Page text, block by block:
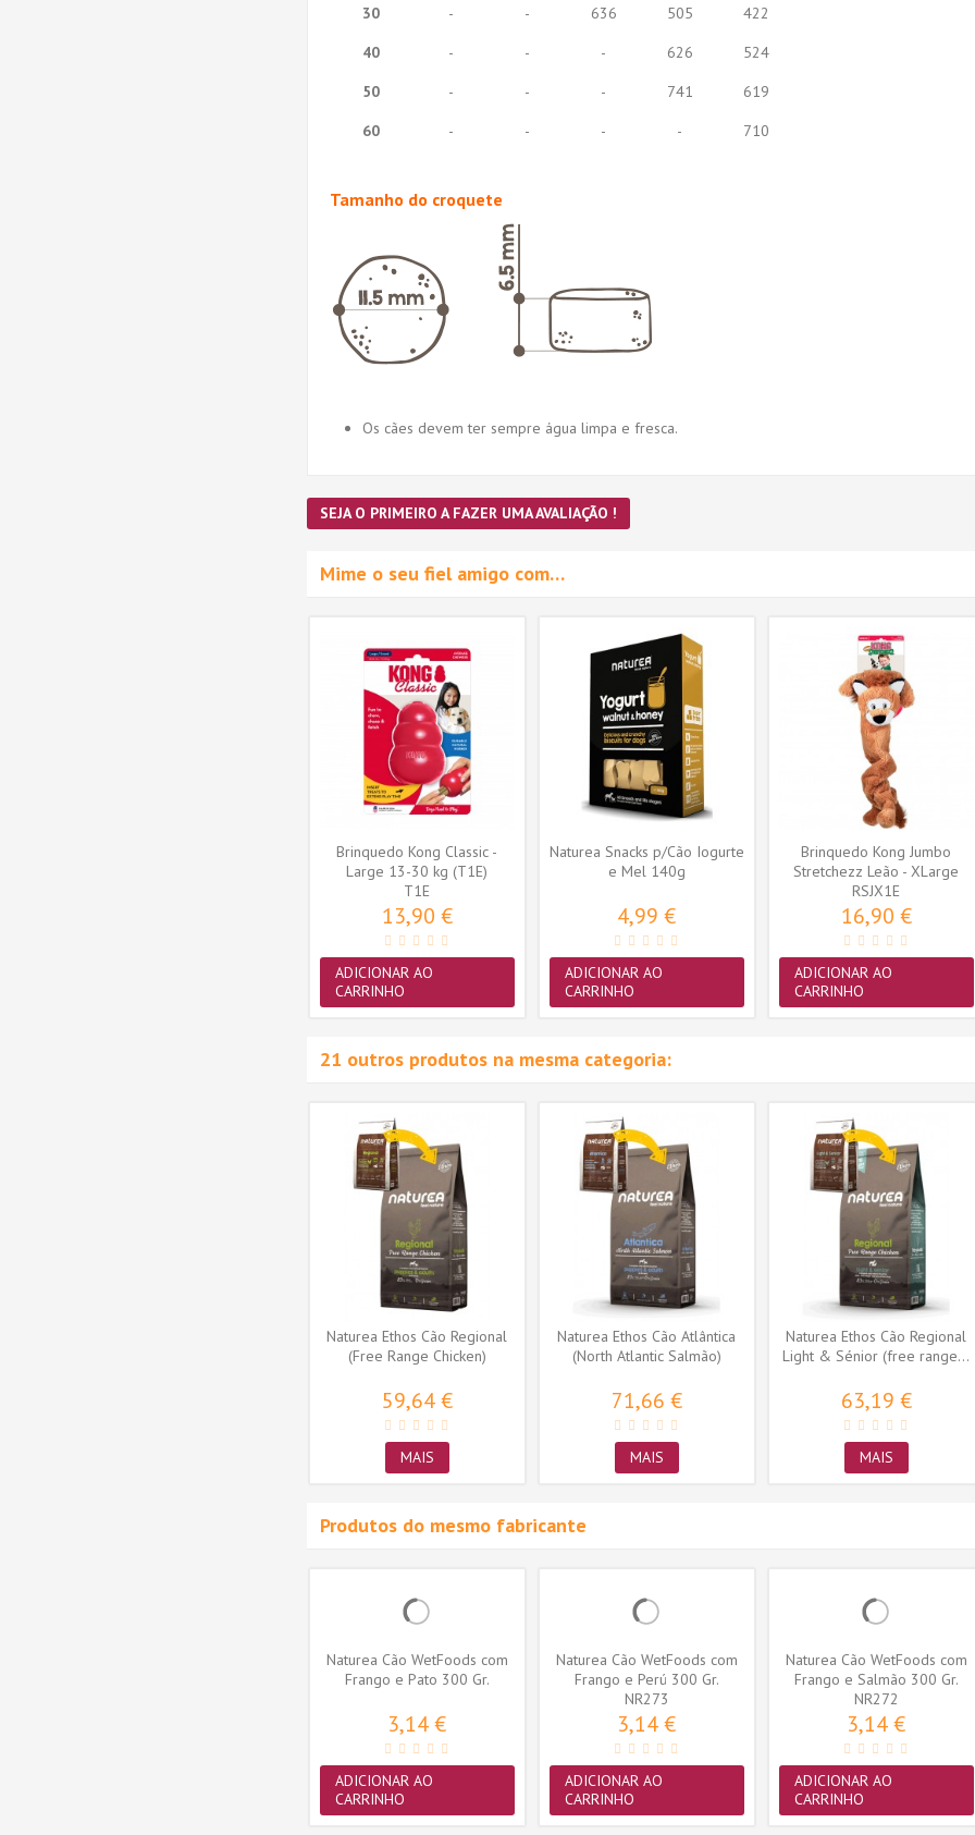
30
- - 636 505
422
40
- - - 626
524
50
- - - 741
619
60
- - - - 710
Tamanho do croquete
Os cães devem ter sempre água limpa e fresca.
SEJA O PRIMEIRO A FAZER UMA AVALIAÇÃO !
Mime o seu fiel amigo com…
Brinquedo Kong Classic -
Large 13-30 kg (T1E)
T1E
13,90 €
ADICIONAR AO
CARRINHO
Naturea Snacks p/Cão Iogurte
e Mel 140g
4,99 €
ADICIONAR AO
CARRINHO
Brinquedo Kong Jumbo
Stretchezz Leão - XLarge
(RSJX1E)
RSJX1E
16,90 €
ADICIONAR AO
CARRINHO
21 outros produtos na mesma categoria:
Naturea Ethos Cão Regional
(Free Range Chicken)
59,64 €
MAIS
Naturea Ethos Cão Atlântica
(North Atlantic Salmão)
71,66 €
MAIS
Naturea Ethos Cão Regional
Light & Sénior (free range...
63,19 €
MAIS
Produtos do mesmo fabricante
Naturea Cão WetFoods com
Frango e Pato 300 Gr.
3,14 €
ADICIONAR AO
CARRINHO
Naturea Cão WetFoods com
Frango e Perú 300 Gr.
NR273
3,14 €
ADICIONAR AO
CARRINHO
Naturea Cão WetFoods com
Frango e Salmão 300 Gr.
NR272
3,14 €
ADICIONAR AO
CARRINHO